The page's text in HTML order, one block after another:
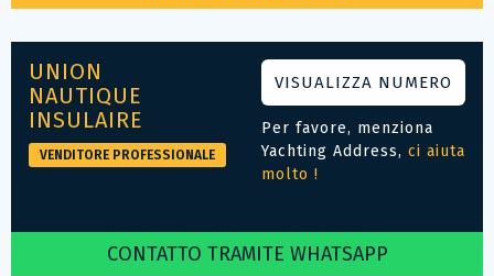
UNION
NAUTIQUE
INSULAIRE
VENDITORE PROFESSIONALE
VISUALIZZA NUMERO
Per favore, menziona
Yachting Address, ci aiuta
molto !
CONTATTO TRAMITE WHATSAPP